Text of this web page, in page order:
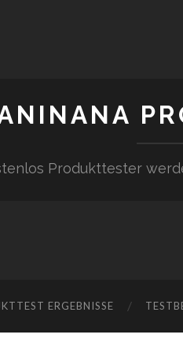
Produkttester
ERGEBNISSE